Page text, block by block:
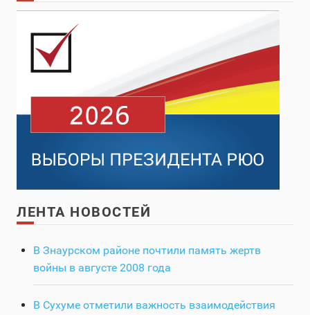
ЛЕНТА НОВОСТЕЙ
В Знаурском районе почтили память жертв
войны в августе 2008 года
В Сухуме отметили важность взаимодействия